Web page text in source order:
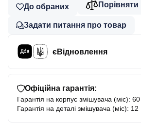
До обраних Порівняти
Задати питання про товар
єВідновлення
Офіційна гарантія:
Гарантія на корпус змішувача (міс): 60
Гарантія на деталі змішувача (міс): 12